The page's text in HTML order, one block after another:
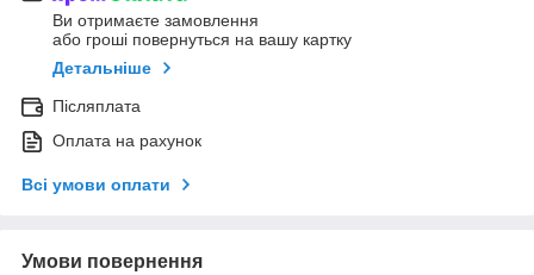
Ви отримаєте замовлення
або гроші повернуться на вашу картку
Детальніше
Післяплата
Оплата на рахунок
Всі умови оплати
Умови повернення